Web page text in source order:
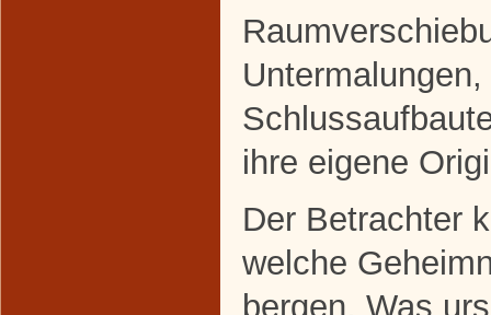
ihre eigene
Der Betrachter
welche
bergen. Was